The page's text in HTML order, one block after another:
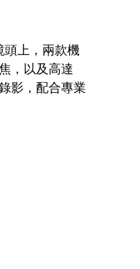
頭上，兩款機
，以及高達
影，配合專業